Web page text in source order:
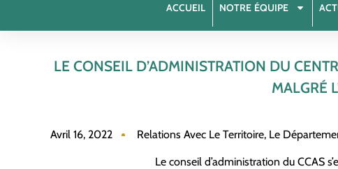
ACCUEIL NOTRE ÉQUIPE
LE CONSEIL D’ADMINISTRATION DU
MALGRÉ
Avril 16, 2022 Relations Avec Le Territoire, Le
Le conseil d’administration du CCAS